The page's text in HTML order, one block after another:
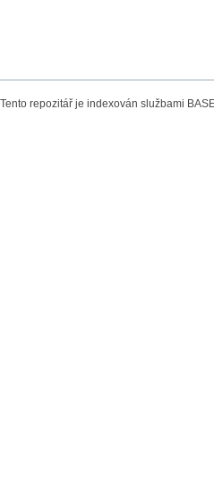
Tento repozitář je indexován službami